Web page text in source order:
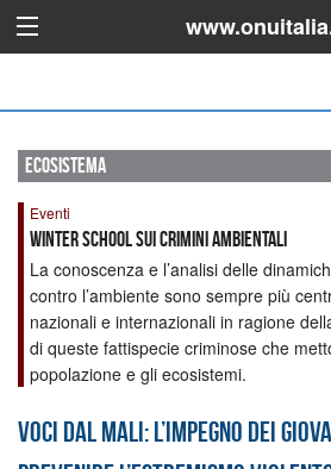
ecosistema
Eventi
Winter school sui crimini ambientali
La conoscenza e l’analisi delle
contro l’ambiente sono sempre più
nazionali e internazionali in ragione
di queste fattispecie criminose che
popolazione e gli ecosistemi.
Voci dal Mali: l’impegno dei